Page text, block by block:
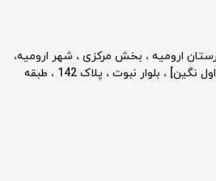
ارومیه ، بخش مرکزی ، شهر ارومیه،
محله نبوت ، کوچه شانزدهم[اول نگین] ، بلوار نبوت ، پلاک 142 ، طبقه